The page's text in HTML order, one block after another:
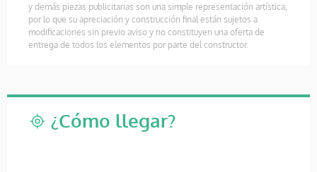
y demás piezas publicitarias son una simple representación artística,
por lo que su apreciación y construcción final están sujetos a
modificaciones sin previo aviso y no constituyen una oferta de
entrega de todos los elementos por parte del constructor.
¿Cómo llegar?